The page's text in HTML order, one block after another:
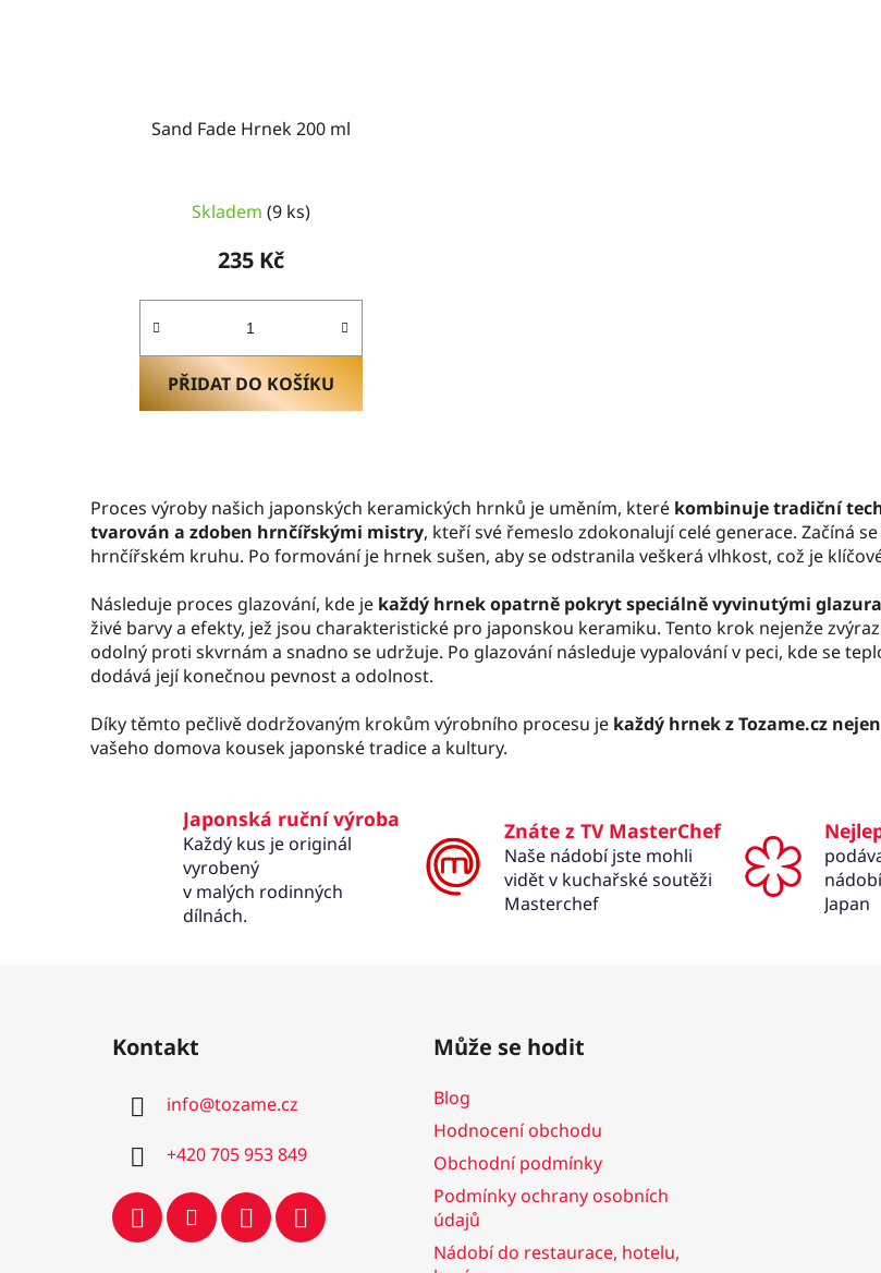
Sand Fade Hrnek 200 ml
Skladem (9 ks)
235 Kč
PŘIDAT DO KOŠÍKU
l
á
d
a
c
í
p
v
k
Proces výroby našich japonských keramických hrnků je uměním, které kombinuje tradiční
tvarován a zdoben hrnčířskými mistry, kteří své řemeslo zdokonalují celé generace. Začíná
hrnčířském kruhu. Po formování je hrnek sušen, aby se odstranila veškerá vlhkost, což je
Následuje proces glazování, kde je každý hrnek opatrně pokryt speciálně vyvinutými
živé barvy a efekty, jež jsou charakteristické pro japonskou keramiku. Tento krok nejenže
odolný proti skvrnám a snadno se udržuje. Po glazování následuje vypalování v peci, kde se
dodává její konečnou pevnost a odolnost.
Díky těmto pečlivě dodržovaným krokům výrobního procesu je každý hrnek z Tozame.cz
vašeho domova kousek japonské tradice a kultury.
Japonská ruční výroba
Každý kus je originál
vyrobený
v malých rodinných
dílnách.
Znáte z TV MasterChef
Naše nádobí jste mohli
vidět v kuchařské soutěži
Masterchef
Japan
Kontakt
info@tozame.cz
+420 705 953 849
Může se hodit
Blog
Hodnocení obchodu
Obchodní podmínky
Podmínky ochrany osobních
údajů
Nádobí do restaurace, hotelu,